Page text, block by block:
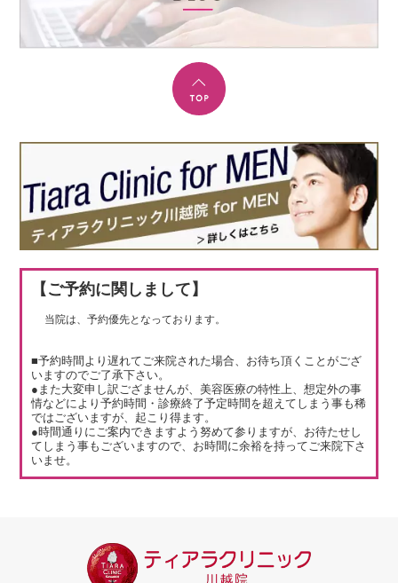
【ご予約に関しまして】
当院は、予約優先となっております。
■予約時間より遅れてご来院された場合、お待ち頂くことがござ
いますのでご了承下さい。
●また大変申し訳ござませんが、美容医療の特性上、想定外の事
情などにより予約時間・診療終了予定時間を超えてしまう事も稀
ではございますが、起こり得ます。
●時間通りにご案内できますよう努めて参りますが、お待たせし
てしまう事もございますので、お時間に余裕を持ってご来院下さ
いませ。